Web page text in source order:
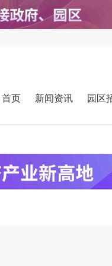
首页 新闻资讯 园区